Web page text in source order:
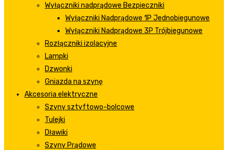
Wyłączniki nadprądowe Bezpieczniki
Wyłączniki Nadprądowe 1P Jednobiegunowe
Wyłączniki Nadprądowe 3P Trójbiegunowe
Rozłączniki izolacyjne
Lampki
Dzwonki
Gniazda na szynę
Akcesoria elektryczne
Szyny sztyftowo-bolcowe
Tulejki
Dławiki
Szyny Prądowe